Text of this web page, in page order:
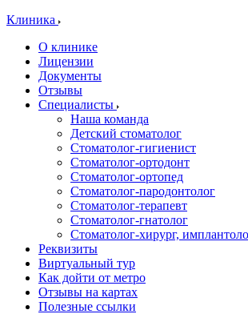
Клиника
О клинике
Лицензии
Документы
Отзывы
Специалисты
Наша команда
Детский стоматолог
Стоматолог-гигиенист
Стоматолог-ортодонт
Стоматолог-ортопед
Стоматолог-пародонтолог
Стоматолог-терапевт
Стоматолог-гнатолог
Стоматолог-хирург,
Реквизиты
Виртуальный тур
Как дойти от метро
Отзывы на картах
Полезные ссылки